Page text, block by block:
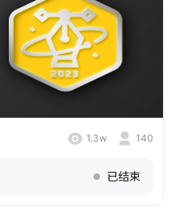
1.3w 140
已结束